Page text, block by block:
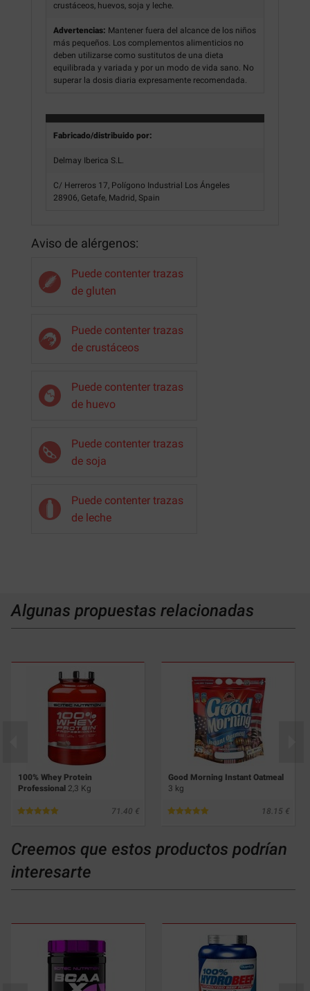
crustáceos, huevos, soja y leche.
Advertencias: Mantener fuera del alcance de los niños
más pequeños. Los complementos alimenticios no
deben utilizarse como sustitutos de una dieta
equilibrada y variada y por un modo de vida sano. No
superar la dosis diaria expresamente recomendada.
Fabricado/distribuido por:
Delmay Iberica S.L.
C/ Herreros 17, Polígono Industrial Los Ángeles
28906, Getafe, Madrid, Spain
Aviso de alérgenos:
Puede contenter trazas
de gluten
Puede contenter trazas
de crustáceos
Puede contenter trazas
de huevo
Puede contenter trazas
de soja
Puede contenter trazas
de leche
Algunas propuestas relacionadas
100% Whey Protein
Professional 2,3 Kg
71.40
Good Morning Instant Oatmeal
3 kg
18.15
Creemos que estos productos podrían
interesarte